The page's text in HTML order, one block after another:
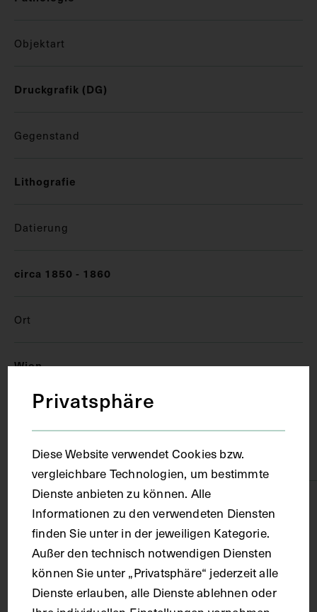
Objektart
Druckgrafik (DG)
Gegenstand
Lithografie
Datierung
circa 1850 - 1860
Ort
Wien
Material
Papier
Technik
Lithografie
Maße
Privatsphäre
Diese Website verwendet Cookies bzw.
vergleichbare Technologien, um bestimmte
Dienste anbieten zu können. Alle
Informationen zu den verwendeten Diensten
finden Sie unter in der jeweiligen Kategorie.
Außer den technisch notwendigen Diensten
können Sie unter „Privatsphäre“ jederzeit alle
Dienste erlauben, alle Dienste ablehnen oder